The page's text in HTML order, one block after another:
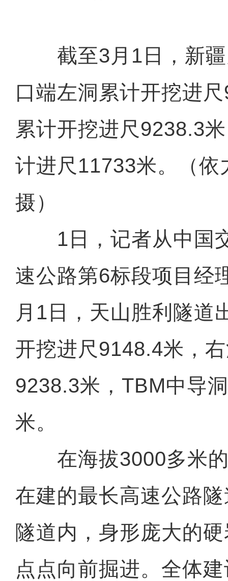
截至3月1日，新疆
口端左洞累计开挖进
累计开挖进尺9238.3
计进尺11733米。（
摄）
1日，记者从中国
速公路第6标段项目经
月1日，天山胜利隧道
开挖进尺9148.4米，
9238.3米，TBM中导
米。
在海拔3000多米的
在建的最长高速公路
隧道内，身形庞大的
点点向前掘进。全体